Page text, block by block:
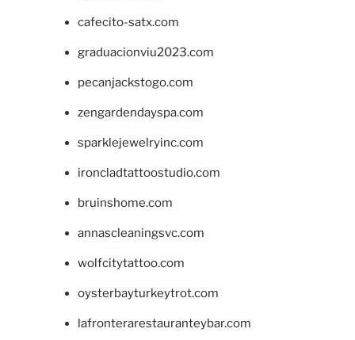
cafecito-satx.com
graduacionviu2023.com
pecanjackstogo.com
zengardendayspa.com
sparklejewelryinc.com
ironcladtattoostudio.com
bruinshome.com
annascleaningsvc.com
wolfcitytattoo.com
oysterbayturkeytrot.com
lafronterarestauranteybar.com